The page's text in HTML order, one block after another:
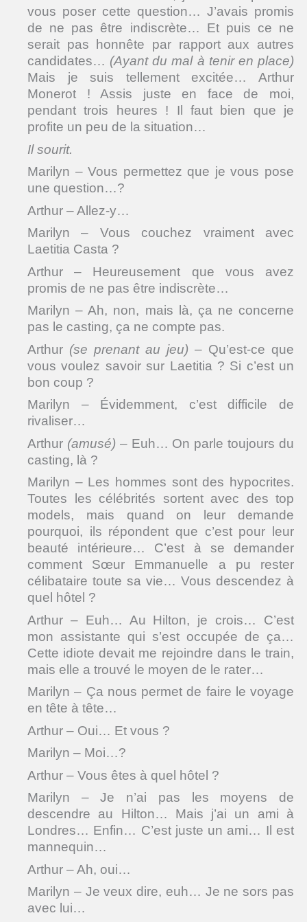
vous poser cette question… J’avais promis
de ne pas être indiscrète… Et puis ce ne
serait pas honnête par rapport aux autres
candidates… (Ayant du mal à tenir en place)
Mais je suis tellement excitée… Arthur
Monerot ! Assis juste en face de moi,
pendant trois heures ! Il faut bien que je
profite un peu de la situation…
Il sourit.
Marilyn – Vous permettez que je vous pose
une question…?
Arthur – Allez-y…
Marilyn – Vous couchez vraiment avec
Laetitia Casta ?
Arthur – Heureusement que vous avez
promis de ne pas être indiscrète…
Marilyn – Ah, non, mais là, ça ne concerne
pas le casting, ça ne compte pas.
Arthur (se prenant au jeu) – Qu’est-ce que
vous voulez savoir sur Laetitia ? Si c’est un
bon coup ?
Marilyn – Évidemment, c’est difficile de
rivaliser…
Arthur (amusé) – Euh… On parle toujours du
casting, là ?
Marilyn – Les hommes sont des hypocrites.
Toutes les célébrités sortent avec des top
models, mais quand on leur demande
pourquoi, ils répondent que c’est pour leur
beauté intérieure… C’est à se demander
comment Sœur Emmanuelle a pu rester
célibataire toute sa vie… Vous descendez à
quel hôtel ?
Arthur – Euh… Au Hilton, je crois… C’est
mon assistante qui s’est occupée de ça…
Cette idiote devait me rejoindre dans le train,
mais elle a trouvé le moyen de le rater…
Marilyn – Ça nous permet de faire le voyage
en tête à tête…
Arthur – Oui… Et vous ?
Marilyn – Moi…?
Arthur – Vous êtes à quel hôtel ?
Marilyn – Je n’ai pas les moyens de
descendre au Hilton… Mais j’ai un ami à
Londres… Enfin… C’est juste un ami… Il est
mannequin…
Arthur – Ah, oui…
Marilyn – Je veux dire, euh… Je ne sors pas
avec lui…